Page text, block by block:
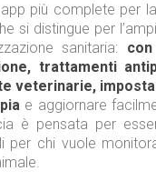
più complete per
si distingue per
sanitaria:
trattamenti
veterinarie,
e aggiornare
è pensata per
per chi vuole